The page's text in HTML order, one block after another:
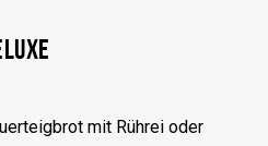
mit Rührei oder